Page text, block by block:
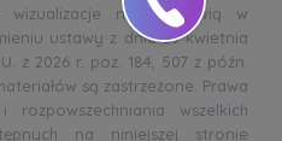
wizualizacje nie stanowią w
ustawy z dnia 23 kwietnia
z 2026 r. poz. 184, 507 z późn.
są zastrzeżone. Prawa
wszelkich
na niniejszej stronie